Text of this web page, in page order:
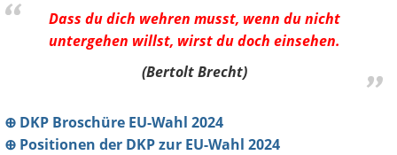
Dass du dich wehren musst, wenn du nicht
untergehen willst, wirst du doch einsehen.
(Bertolt Brecht)
⊕ DKP Broschüre EU-Wahl 2024
⊕ Positionen der DKP zur EU-Wahl 2024